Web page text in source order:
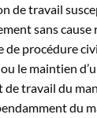
de travail
sans
de procédure
le maintien
de travail du
du